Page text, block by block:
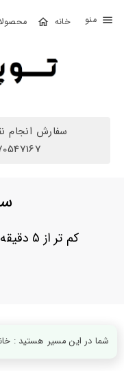
محصولات حساب
بستن
محصولات
حساب
سفارش انجام
کم تر از 5 دقیقه با هوش مصنوعی
شما در این مسیر هستید :